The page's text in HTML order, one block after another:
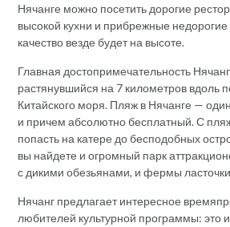
Нячанге можно посетить дорогие
высокой кухни и прибрежные
качество везде будет на высоте.
Главная достопримечательность
растянувшийся на 7 километров вдоль
Китайского моря. Пляж в Нячанге —
и причем абсолютно бесплатный. С
попасть на катере до бесподобных
вы найдете и огромный парк
с дикими обезьянами, и фермы
Нячанг предлагает интересное
любителей культурной программы: это